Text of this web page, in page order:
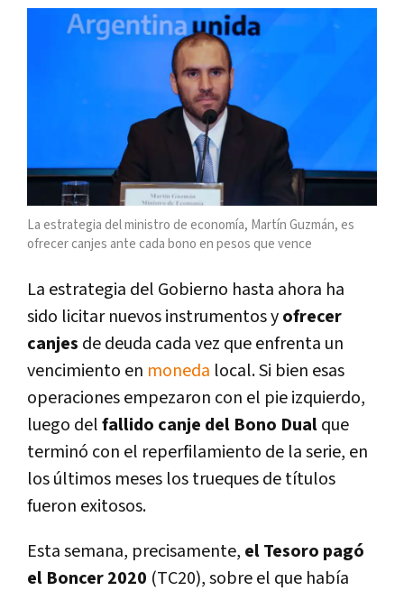
La estrategia del ministro de economía, Martín Guzmán, es
ofrecer canjes ante cada bono en pesos que vence
La estrategia del Gobierno hasta ahora ha
sido licitar nuevos instrumentos yofrecer
canjes de deuda cada vez que enfrenta un
vencimiento en moneda local. Si bien esas
operaciones empezaron con el pie izquierdo,
luego delfallido canje del Bono Dualque
terminó con el reperfilamiento de la serie, en
los últimos meses los trueques de títulos
fueron exitosos.
Esta semana, precisamente, el Tesoro pagó
el Boncer 2020 (TC20), sobre el que había